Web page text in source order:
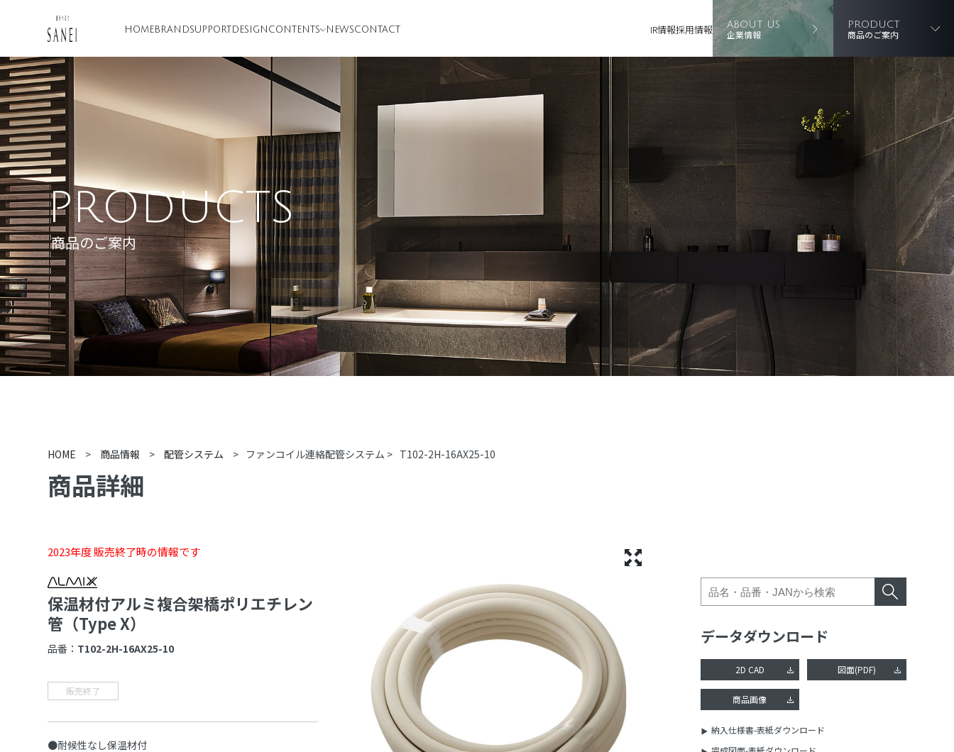
HOME BRANDSUPPORT DESIGN CONTENTS NEWSCONTACT IR情報採用情報 ABOUT US
企業情報
PRODUCT
商品のご案内
PRODUCTS
商品のご案内
HOME > 商品情報 > 配管システム > ファンコイル連絡配管システム > T102-2H-16AX25-10
商品詳細
2023年度 販売終了時の情報です
保温材付アルミ複合架橋ポリエチレン
管（Type X）
品番： T102-2H-16AX25-10
販売終了
●耐候性なし保温材付
データダウンロード
2D CAD 図面(PDF)
商品画像
納入仕様書-表紙ダウンロード